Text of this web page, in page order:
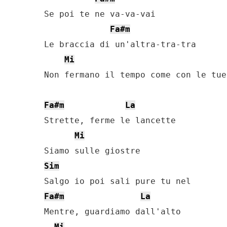
Se poi te ne va-va-vai
Fa#m
Le braccia di un'altra-tra-tra
Mi
Non fermano il tempo come con le
Fa#m
La
Strette, ferme le lancette
Mi
Sim
Fa#m
La
Mentre, guardiamo dall'alto